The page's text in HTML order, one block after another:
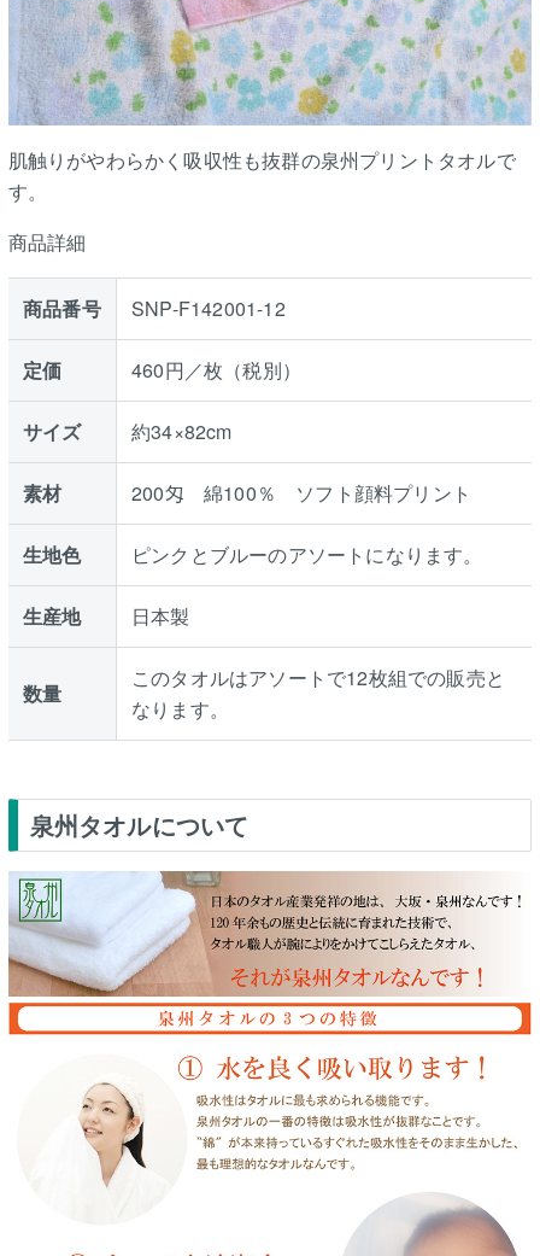
肌触りがやわらかく吸収性も抜群の泉州プリントタオルで
す。
商品詳細
商品番号 SNP-F142001-12
定価 460円／枚（税別）
サイズ 約34×82cm
素材 200匁 綿100％ ソフト顔料プリント
生地色 ピンクとブルーのアソートになります。
生産地 日本製
数量
このタオルはアソートで12枚組での販売と
なります。
泉州タオルについて